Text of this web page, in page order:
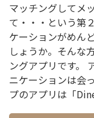
マッチングしてメ
て・・・という第
ケーションがめん
しょうか。そんな
ングアプリです。
ニケーションは会
プのアプリは「